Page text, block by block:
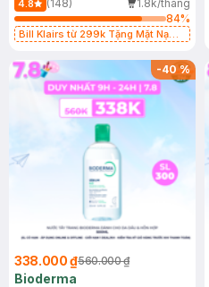
4.8 (148)
1.8k/tháng
84%
Bill Klairs từ 299k Tặng Mặt Nạ
25ml (SL Có Hạn)
-40%
338.000 ₫560.000 ₫
Bioderma